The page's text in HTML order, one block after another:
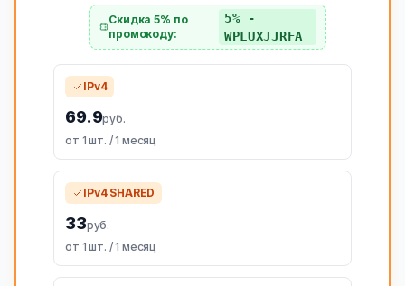
Скидка 5% по
промокоду:
5% -
WPLUXJJRFA
IPv4
69.9руб.
от 1 шт. / 1 месяц
IPv4 SHARED
33руб.
от 1 шт. / 1 месяц